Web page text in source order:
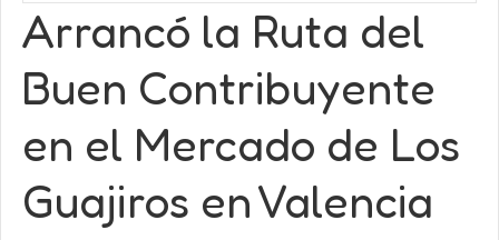
Arrancó la Ruta del
Buen Contribuyente
en el Mercado de Los
Guajiros en Valencia